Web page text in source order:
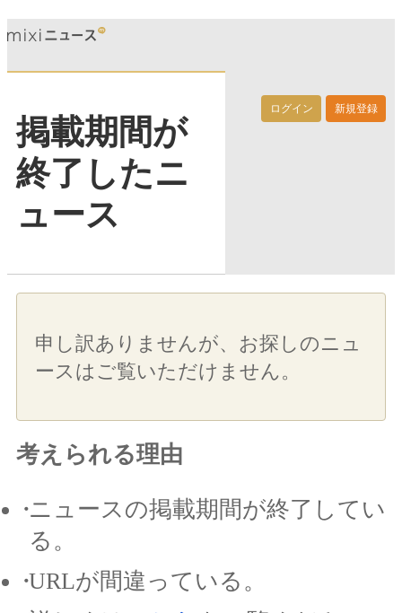
ログイン 新規登録
掲載期間が
終了したニ
ュース
申し訳ありませんが、お探しのニュ
ースはご覧いただけません。
考えられる理由
ニュースの掲載期間が終了してい
る。
URLが間違っている。